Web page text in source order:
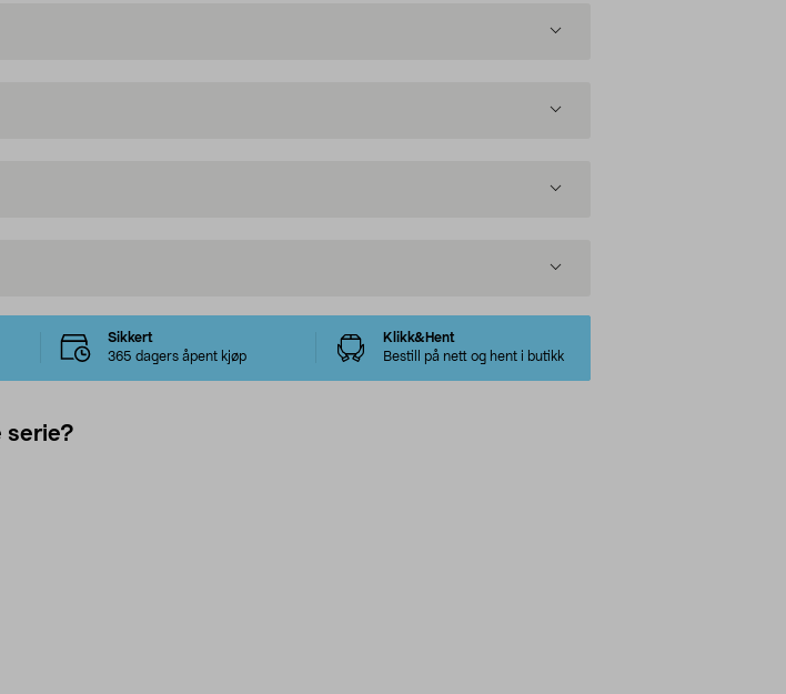
Sikkert
365 dagers åpent kjøp
Klikk&Hent
Bestill på nett og hent i butikk
serie?